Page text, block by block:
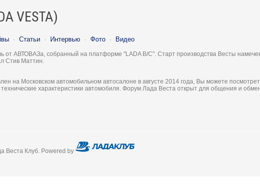
VESTA)
· Статьи · Интервью · Фото · Видео
от АВТОВАЗа, собранный на платформе "LADA B/C". Старт производства Весты
Стив Маттин.
на Московском автомобильном автосалоне в августе 2014 года, Вы можете
технические характеристики автомобиля. Форум Лада Веста открыт для общения и
Веста Клуб. Powered by